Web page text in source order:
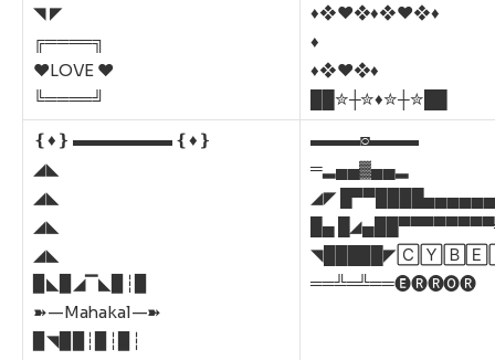
◥ ◤
╔════╗
♥️LOVE ♥️
╚════╝
♦❖♥❖♦❖♥❖♦
♦
♦❖♥❖♦
██✮┼✮♦️✮┼✮██
❴♦️❵ ▬▬▬▬▬▬ ❴♦️❵
◢◣
◢◣
◢◣
◢◣
▉◣▉◢▔◣▉┆▉
➽—Mahakal—➽
▉◥▉▉┆▉┆▉┆
▬▬▬◙▬▬▬
═▂▄▄▓▄▄▂
◢◤
█▄
══╩═╩══🅔🅡🅡🅞🅡